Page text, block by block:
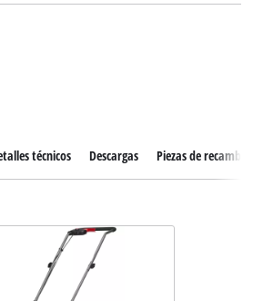
técnicos Descargas Piezas de recambio